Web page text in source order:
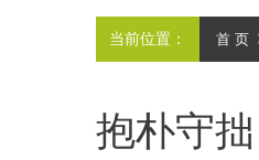
当前位置： 首 页
抱朴守